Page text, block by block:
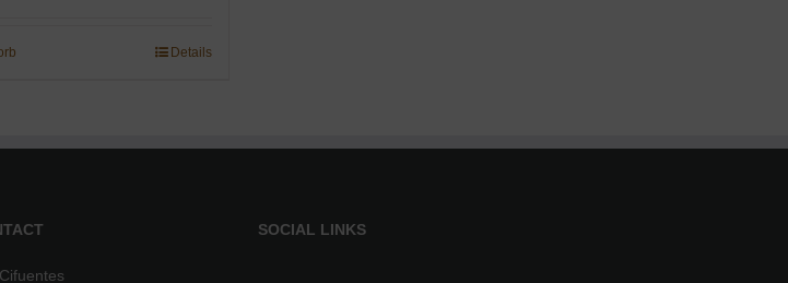
Details
SOCIAL LINKS